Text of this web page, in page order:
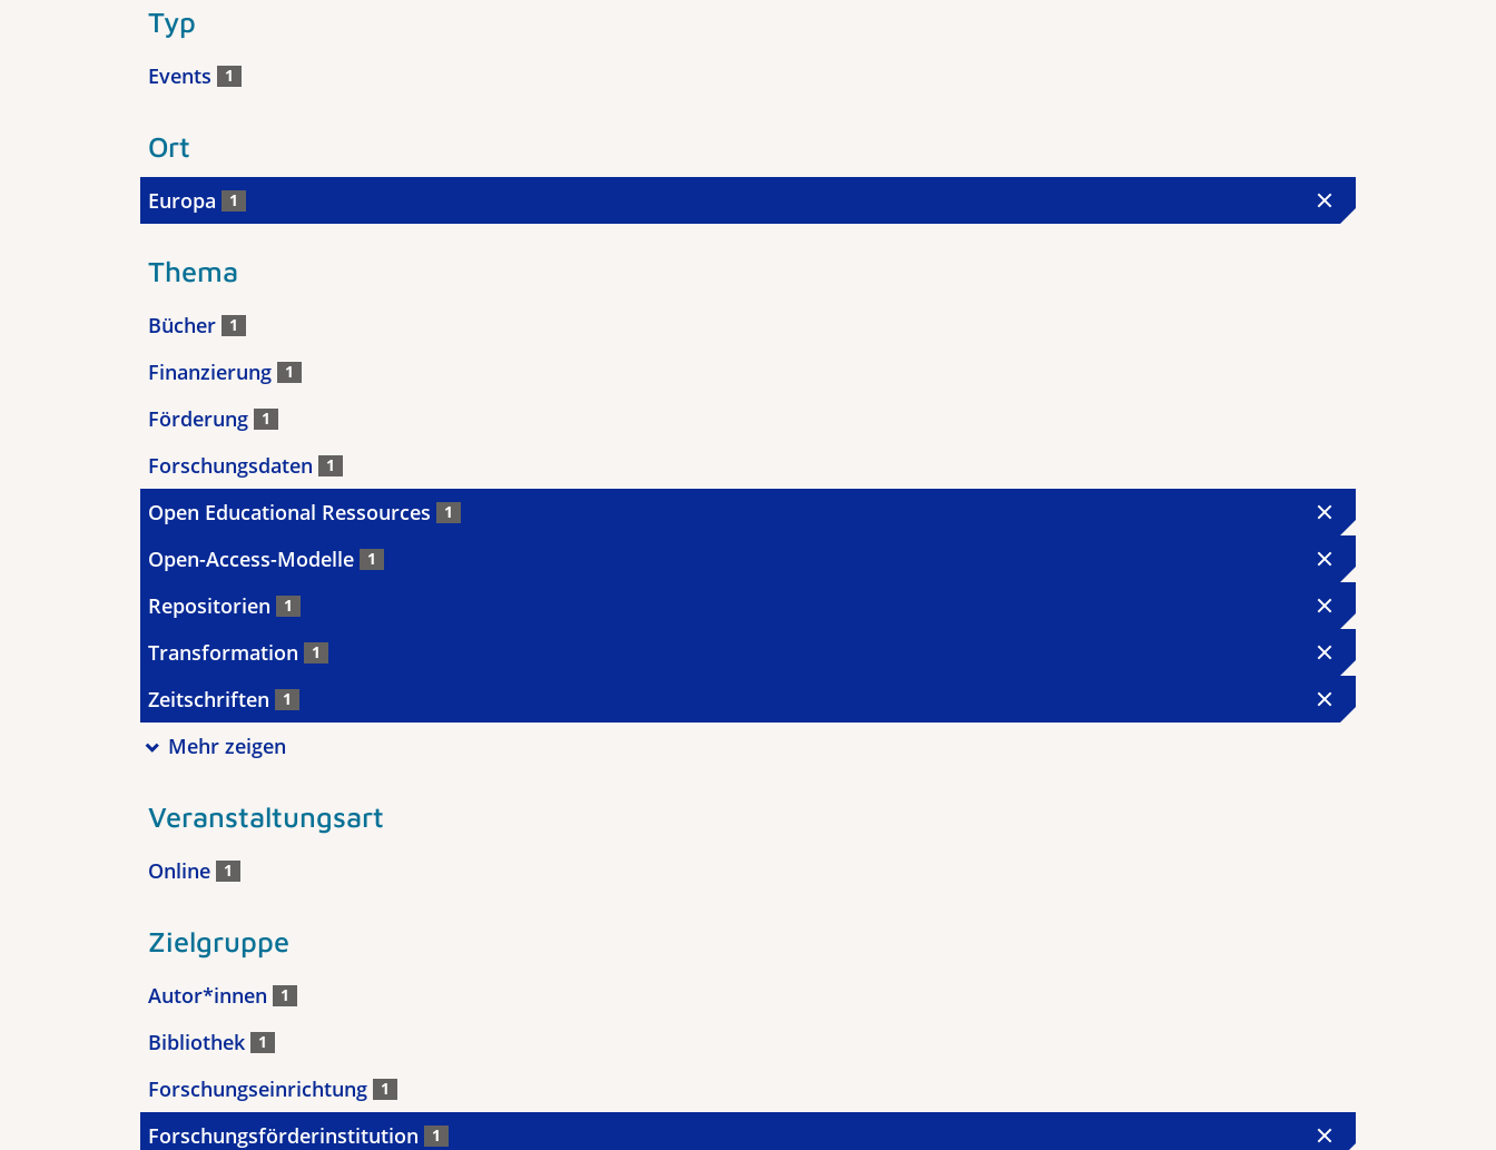
Typ
Events 1
Ort
Europa 1
Thema
Bücher 1
Finanzierung 1
Förderung 1
Forschungsdaten 1
Open Educational Ressources 1
Open-Access-Modelle 1
Repositorien 1
Transformation 1
Zeitschriften 1
Mehr zeigen
Veranstaltungsart
Online 1
Zielgruppe
Autor*innen 1
Bibliothek 1
Forschungseinrichtung 1
Forschungsförderinstitution 1